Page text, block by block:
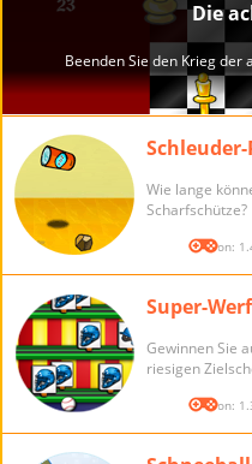
Wie lange
Scharfschütze?
Version:
Super-
Gewinnen Sie
riesigen
Version: